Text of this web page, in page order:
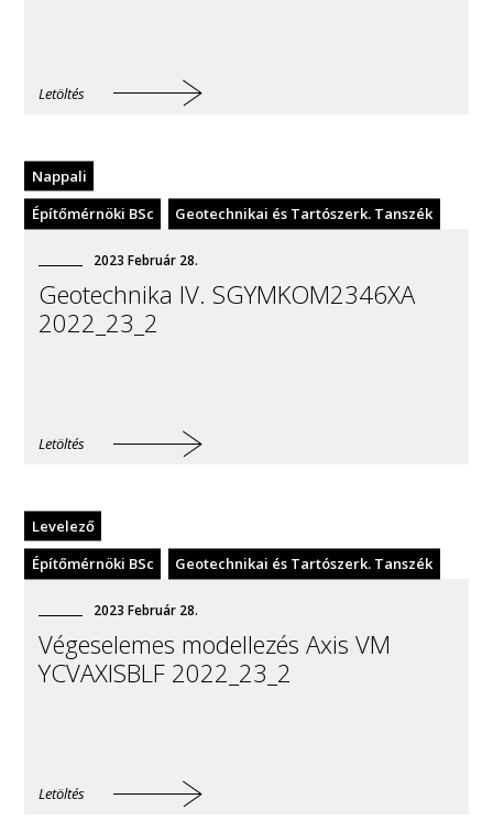
Letöltés
Építőmérnöki BSc Geotechnikai és Tartószerk. Tanszék
Nappali
2023 Február 28.
Geotechnika IV. SGYMKOM2346XA
2022_23_2
Letöltés
Építőmérnöki BSc Geotechnikai és Tartószerk. Tanszék
Levelező
2023 Február 28.
Végeselemes modellezés Axis VM
YCVAXISBLF 2022_23_2
Letöltés